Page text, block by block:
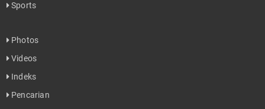
Sports
Photos
Videos
Indeks
Pencarian